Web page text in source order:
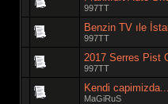
997TT
Benzin TV ıle
997TT
2017 Serres Pist
997TT
Kendi capimizda...
MaGiRuS